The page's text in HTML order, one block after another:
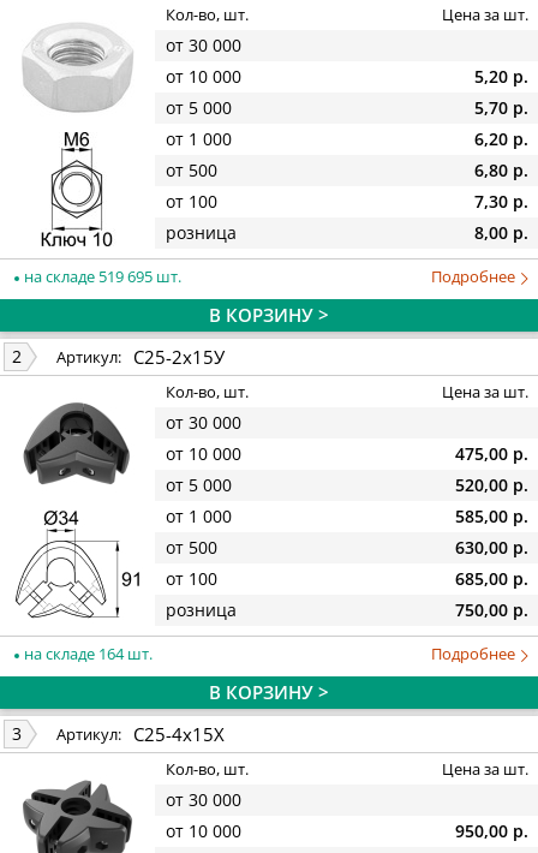
Кол-во, шт. Цена за шт.
от 30 000
от 10 000
5,20 р.
от 5 000
5,70 р.
от 1 000
6,20 р.
от 500
6,80 р.
от 100
7,30 р.
розница
8,00 р.
на складе 519 695 шт. Подробнее
В КОРЗИНУ >
2 Артикул: С25-2х15У
Кол-во, шт. Цена за шт.
от 30 000
от 10 000
475,00 р.
от 5 000
520,00 р.
от 1 000
585,00 р.
от 500
630,00 р.
от 100
685,00 р.
розница
750,00 р.
на складе 164 шт. Подробнее
В КОРЗИНУ >
3 Артикул: С25-4х15Х
Кол-во, шт. Цена за шт.
от 30 000
от 10 000
950,00 р.